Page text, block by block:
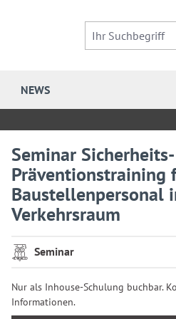
NEWS
Seminar
Präventionstraining
Baustellenpersonal
Verkehrsraum
Seminar
Nur als Inhouse-Schulung buchbar.
Informationen.